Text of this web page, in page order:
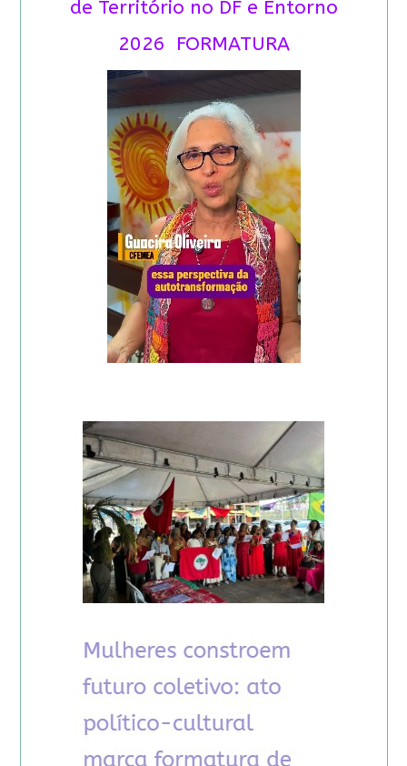
de Território no DF e Entorno
2026 FORMATURA